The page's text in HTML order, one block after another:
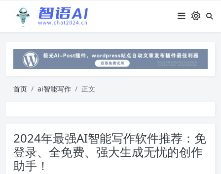
首页 ai智能写作 正文
2024年最强AI智能写作软件推荐：免
登录、全免费、强大生成无忧的创作
助手！